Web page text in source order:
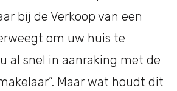
bij de Verkoop van een
om uw huis te
al snel in aanraking met de
Maar wat houdt dit